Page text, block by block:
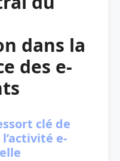
dans la
des e-
clé de
e-